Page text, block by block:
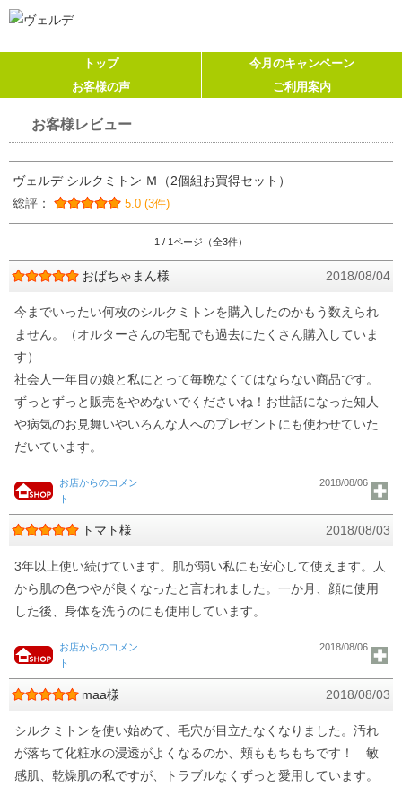
トップ
今月のキャンペーン
お客様の声
ご利用案内
お客様レビュー
ヴェルデ シルクミトン Ｍ（2個組お買得セット）
総評：
5.0 (3件)
1 / 1ページ（全3件）
おばちゃまん様 2018/08/04
今までいったい何枚のシルクミトンを購入したのかもう数えられ
ません。（オルターさんの宅配でも過去にたくさん購入していま
す）
社会人一年目の娘と私にとって毎晩なくてはならない商品です。
ずっとずっと販売をやめないでくださいね！お世話になった知人
や病気のお見舞いやいろんな人へのプレゼントにも使わせていた
だいています。
お店からのコメン
ト
2018/08/06
トマト様 2018/08/03
3年以上使い続けています。肌が弱い私にも安心して使えます。人
から肌の色つやが良くなったと言われました。一か月、顔に使用
した後、身体を洗うのにも使用しています。
お店からのコメン
ト
2018/08/06
maa様 2018/08/03
シルクミトンを使い始めて、毛穴が目立たなくなりました。汚れ
が落ちて化粧水の浸透がよくなるのか、頬ももちもちです！ 敏
感肌、乾燥肌の私ですが、トラブルなくずっと愛用しています。